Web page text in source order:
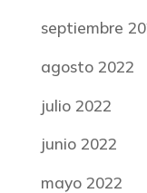
septiembre
agosto 2022
julio 2022
junio 2022
mayo 2022